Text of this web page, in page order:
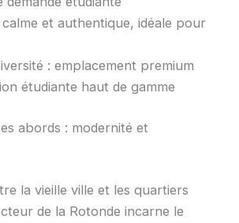
calme et authentique, idéale pour
: emplacement premium
étudiante haut de gamme
abords : modernité et
la vieille ville et les quartiers
de la Rotonde incarne le